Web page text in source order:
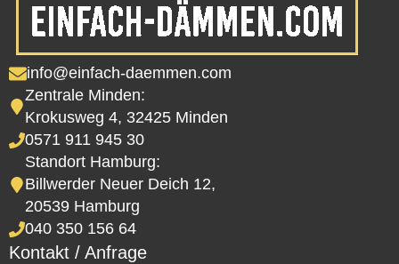
info@einfach-daemmen.com
Zentrale Minden:
Krokusweg 4, 32425 Minden
0571 911 945 30
Standort Hamburg:
Billwerder Neuer Deich 12,
20539 Hamburg
040 350 156 64
Kontakt / Anfrage